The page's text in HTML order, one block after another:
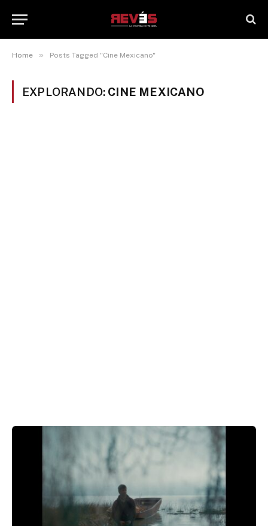
Home » Posts Tagged "Cine Mexicano"
EXPLORANDO: CINE MEXICANO